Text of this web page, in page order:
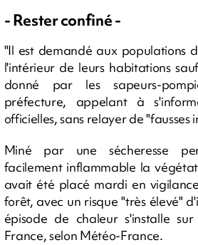
- Rester confiné -
"Il est demandé aux populations
l'intérieur de leurs habitations
donné par les sapeurs-
préfecture, appelant à
officielles, sans relayer de "fausses
Miné par une sécheresse
facilement inflammable la
avait été placé mardi en
forêt, avec un risque "très élevé"
épisode de chaleur s'installe
France, selon Météo-France.